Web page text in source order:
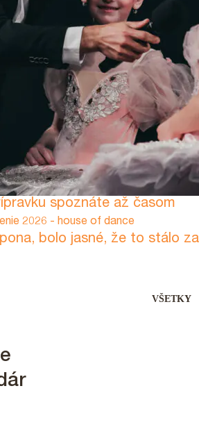
spoznáte až časom
bolo jasné, že to stálo za
VŠETKY